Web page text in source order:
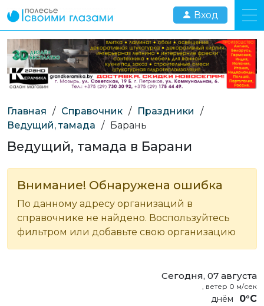
Вход
Главная / Справочник / Праздники
/
Ведущий, тамада / Барань
Ведущий, тамада в Барани
Внимание! Обнаружена ошибка
По данному адресу организаций в
справочнике не найдено. Воспользуйтесь
фильтром или добавьте свою организацию
Сегодня, 07 августа
, ветер 0 м/сек
0°C